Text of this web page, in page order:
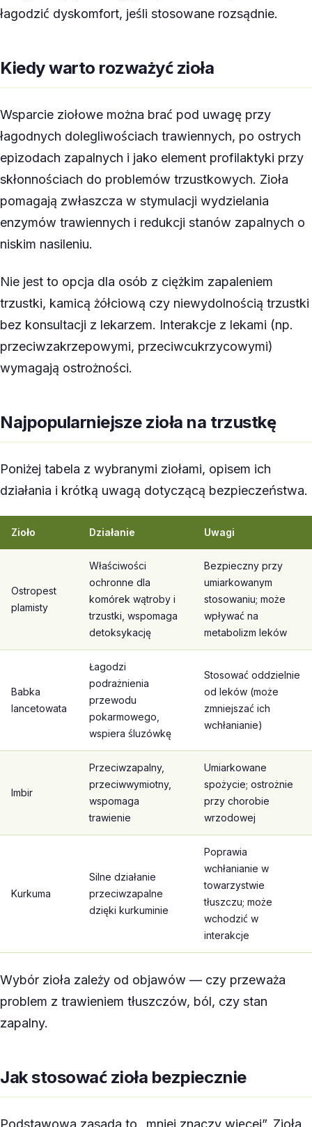
łagodzić dyskomfort, jeśli stosowane rozsądnie.
Kiedy warto rozważyć zioła
Wsparcie ziołowe można brać pod uwagę przy
łagodnych dolegliwościach trawiennych, po ostrych
epizodach zapalnych i jako element profilaktyki przy
skłonnościach do problemów trzustkowych. Zioła
pomagają zwłaszcza w stymulacji wydzielania
enzymów trawiennych i redukcji stanów zapalnych o
niskim nasileniu.
Nie jest to opcja dla osób z ciężkim zapaleniem
trzustki, kamicą żółciową czy niewydolnością trzustki
bez konsultacji z lekarzem. Interakcje z lekami (np.
przeciwzakrzepowymi, przeciwcukrzycowymi)
wymagają ostrożności.
Najpopularniejsze zioła na trzustkę
Poniżej tabela z wybranymi ziołami, opisem ich
działania i krótką uwagą dotyczącą bezpieczeństwa.
Zioło Działanie Uwagi
Ostropest
plamisty
Właściwości
ochronne dla
komórek wątroby i
trzustki, wspomaga
detoksykację
Bezpieczny przy
umiarkowanym
stosowaniu; może
wpływać na
metabolizm leków
Babka
lancetowata
Łagodzi
podrażnienia
przewodu
pokarmowego,
wspiera śluzówkę
Stosować oddzielnie
od leków (może
zmniejszać ich
wchłanianie)
Imbir
Przeciwzapalny,
przeciwwymiotny,
wspomaga
trawienie
Umiarkowane
spożycie; ostrożnie
przy chorobie
wrzodowej
Kurkuma
Silne działanie
przeciwzapalne
dzięki kurkuminie
Poprawia
wchłanianie w
towarzystwie
tłuszczu; może
wchodzić w
interakcje
Wybór zioła zależy od objawów — czy przeważa
problem z trawieniem tłuszczów, ból, czy stan
zapalny.
Jak stosować zioła bezpiecznie
Podstawowa zasada to „mniej znaczy więcej”. Zioła